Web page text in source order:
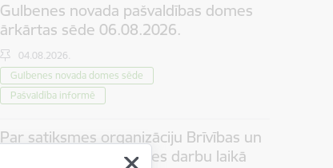
Gulbenes novada pašvaldības domes
ārkārtas sēde 06.08.2026.
04.08.2026.
Gulbenes novada domes sēde
Pašvaldība informē
Par satiksmes organizāciju Brīvības un
Dzelzceļa ielas pārbūves darbu laikā